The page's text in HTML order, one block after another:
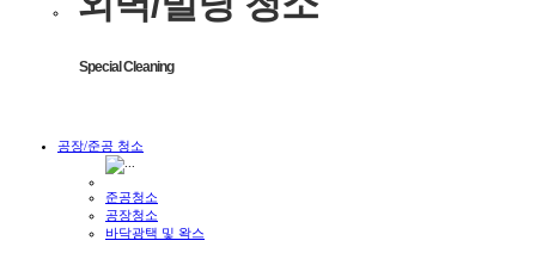
Special Cleaning
공장/준공 청소
준공청소
공장청소
바닥광택 및 왁스